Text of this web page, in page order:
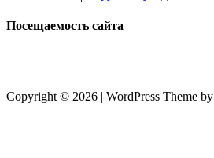
Посещаемость сайта
Copyright © 2026 | WordPress Theme by